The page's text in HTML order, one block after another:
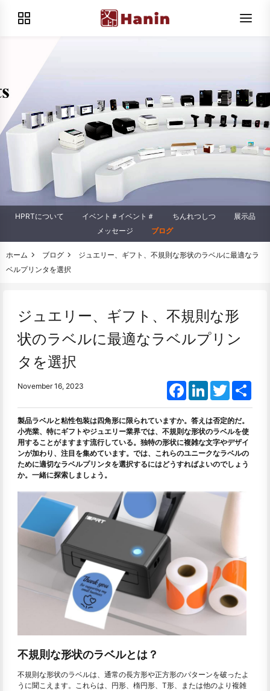
HPRTについて イベント＃イベント＃ ちんれつしつ
展示品
メッセージ
ブログ
ホーム ブログ
ジュエリー、ギフト、不規則な形状のラベルに最適なラ
ベルプリンタを選択
ジュエリー、ギフト、不規則な形
状のラベルに最適なラベルプリン
タを選択
November 16, 2023 FacebookLinkedInTwitter
製品ラベルと粘性包装は四角形に限られていますか。答えは否定的だ。
小売業、特にギフトやジュエリー業界では、不規則な形状のラベルを使
用することがますます流行している。独特の形状に複雑な文字やデザイ
ンが加わり、注目を集めています。では、これらのユニークなラベルの
ために適切なラベルプリンタを選択するにはどうすればよいのでしょう
か。一緒に探索しましょう。
不規則な形状のラベルとは？
不規則な形状のラベルは、通常の長方形や正方形のパターンを破ったよ
うに聞こえます。これらは、円形、楕円形、T形、または他のより複雑